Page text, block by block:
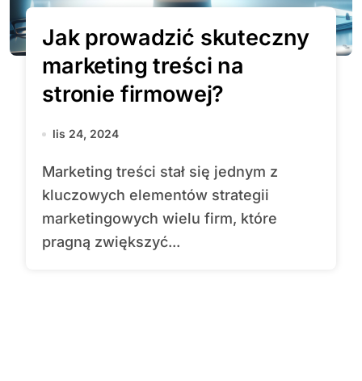
Jak prowadzić skuteczny
marketing treści na
stronie firmowej?
lis 24, 2024
Marketing treści stał się jednym z
kluczowych elementów strategii
marketingowych wielu firm, które
pragną zwiększyć...